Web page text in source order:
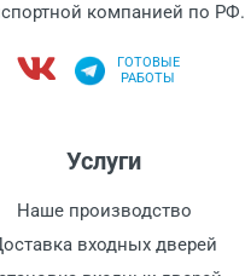
компанией по РФ.
ГОТОВЫЕ
РАБОТЫ
Услуги
Наше производство
входных дверей